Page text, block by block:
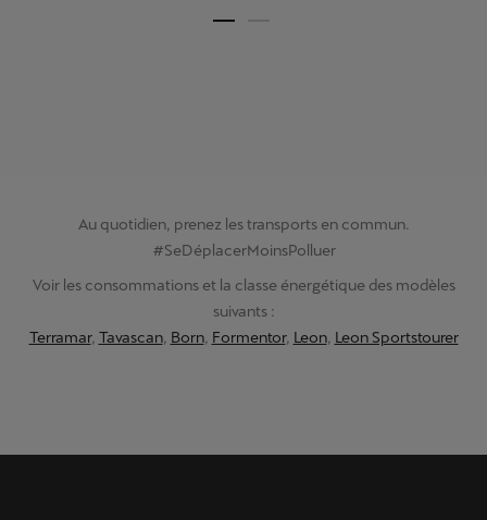
Au quotidien, prenez les transports en commun.
#SeDéplacerMoinsPolluer
Voir les consommations et la classe énergétique des modèles
suivants :
Terramar, Tavascan, Born, Formentor, Leon, Leon Sportstourer